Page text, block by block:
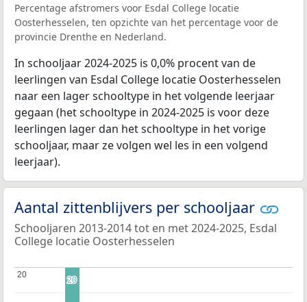
Percentage afstromers voor Esdal College locatie
Oosterhesselen, ten opzichte van het percentage voor de
provincie Drenthe en Nederland.
In schooljaar 2024-2025 is 0,0% procent van de
leerlingen van Esdal College locatie Oosterhesselen
naar een lager schooltype in het volgende leerjaar
gegaan (het schooltype in 2024-2025 is voor deze
leerlingen lager dan het schooltype in het vorige
schooljaar, maar ze volgen wel les in een volgend
leerjaar).
Aantal zittenblijvers per schooljaar
Schooljaren 2013-2014 tot en met 2024-2025, Esdal
College locatie Oosterhesselen
20
20
20
20